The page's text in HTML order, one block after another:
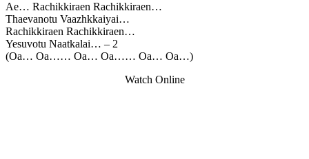
Ae… Rachikkiraen Rachikkiraen…
Thaevanotu Vaazhkkaiyai…
Rachikkiraen Rachikkiraen…
Yesuvotu Naatkalai… – 2
(Oa… Oa…… Oa… Oa…… Oa… Oa…)
Watch Online